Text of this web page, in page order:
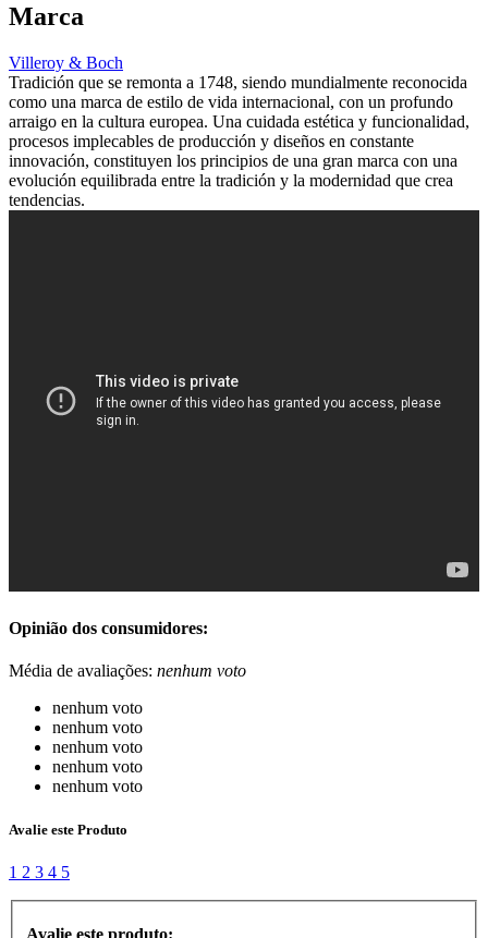
Marca
Villeroy & Boch
Tradición que se remonta a 1748, siendo mundialmente reconocida
como una marca de estilo de vida internacional, con un profundo
arraigo en la cultura europea. Una cuidada estética y funcionalidad,
procesos implecables de producción y diseños en constante
innovación, constituyen los principios de una gran marca con una
evolución equilibrada entre la tradición y la modernidad que crea
tendencias.
Opinião dos consumidores:
Média de avaliações: nenhum voto
nenhum voto
nenhum voto
nenhum voto
nenhum voto
nenhum voto
Avalie este Produto
1 2 3 4 5